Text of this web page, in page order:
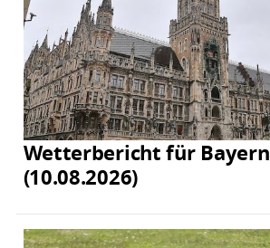
Wetterbericht für Bayern
(10.08.2026)